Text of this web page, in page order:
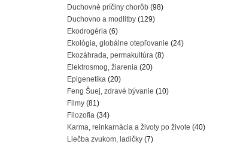
Duchovné príčiny chorôb (98)
Duchovno a modlitby (129)
Ekodrogéria (6)
Ekológia, globálne otepľovanie (24)
Ekozáhrada, permakultúra (8)
Elektrosmog, žiarenia (20)
Epigenetika (20)
Feng Šuej, zdravé bývanie (10)
Filmy (81)
Filozofia (34)
Karma, reinkarnácia a životy po živote (40)
Liečba zvukom, ladičky (7)